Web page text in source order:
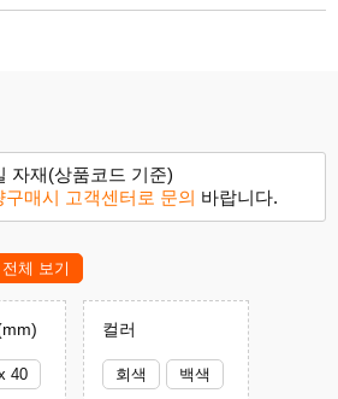
자재(상품코드 기준)
매시 고객센터로 문의 바랍니다.
체 보기
40
컬러
회색 백색